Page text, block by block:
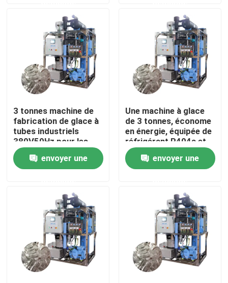
À propos de nous
Visite de l'usine
Nous contacter
Demandez un devis
Machine à glace à tubes
machine à glace à gros cubes
Machine de bloc de glace d'eau salée
3 tonnes machine de
fabrication de glace à
tubes industriels
380V50Hz pour les
besoins des hôtels et
des restaurants
envoyer une
Une machine à glace
de 3 tonnes, économe
en énergie, équipée de
réfrigérant R404a et
de grande capacité
envoyer une